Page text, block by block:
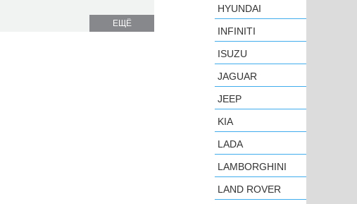
ЕЩЁ
HYUNDAI
INFINITI
ISUZU
JAGUAR
JEEP
KIA
LADA
LAMBORGHINI
LAND ROVER